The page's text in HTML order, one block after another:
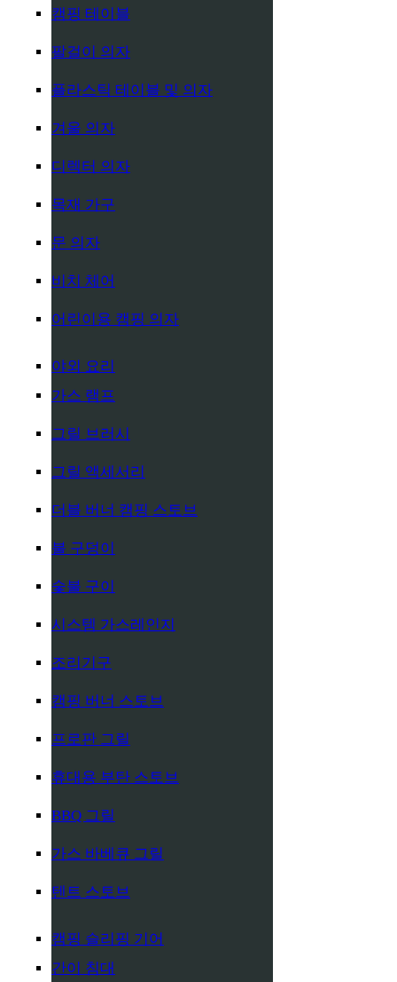
캠핑 테이블
팔걸이 의자
플라스틱 테이블 및 의자
겨울 의자
디렉터 의자
목재 가구
문 의자
비치 체어
어린이용 캠핑 의자
야외 요리
가스 램프
그릴 브러시
그릴 액세서리
더블 버너 캠핑 스토브
불 구덩이
숯불 구이
시스템 가스레인지
조리기구
캠핑 버너 스토브
프로판 그릴
휴대용 부탄 스토브
BBQ 그릴
가스 바베큐 그릴
텐트 스토브
캠핑 슬리핑 기어
간이 침대